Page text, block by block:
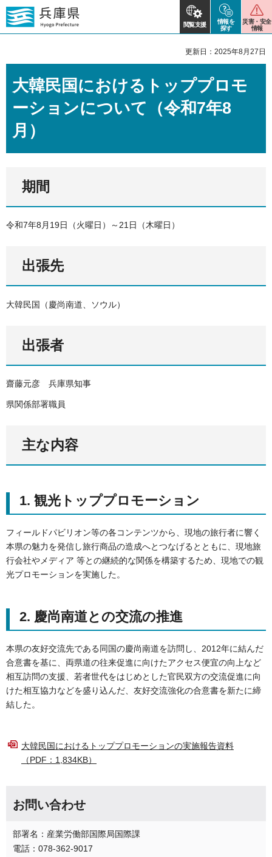
閲覧支援
情報を
探す
災害・安全
情報
更新日：2025年8月27日
大韓民国におけるトッププロモ
ーションについて（令和7年8
月）
期間
令和7年8月19日（火曜日）～21日（木曜日）
出張先
大韓民国（慶尚南道、ソウル）
出張者
齋藤元彦 兵庫県知事
県関係部署職員
主な内容
1. 観光トッププロモーション
フィールドパビリオン等の各コンテンツから、現地の旅行者に響く
本県の魅力を発信し旅行商品の造成へとつなげるとともに、現地旅
行会社やメディア 等との継続的な関係を構築するため、現地での観
光プロモーションを実施した。
2. 慶尚南道との交流の推進
本県の友好交流先である同国の慶尚南道を訪問し、2012年に結んだ
合意書を基に、両県道の往来促進に向けたアクセス便宜の向上など
相互訪問の支援、若者世代をはじめとした官民双方の交流促進に向
けた相互協力などを盛り込んだ、友好交流強化の合意書を新たに締
結した。
大韓民国におけるトッププロモーションの実施報告資料
（PDF：1,834KB）
お問い合わせ
部署名：産業労働部国際局国際課
電話：078-362-9017